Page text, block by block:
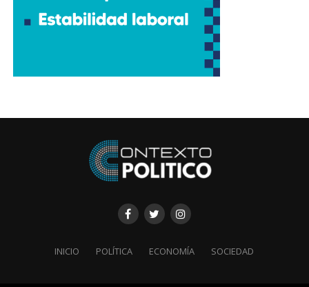
INICIO POLÍTICA ECONOMÍA SOCIEDAD